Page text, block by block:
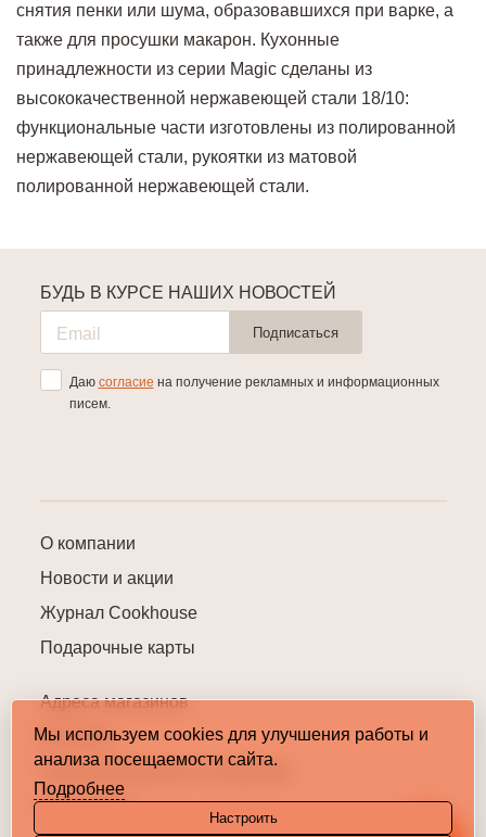
снятия пенки или шума, образовавшихся при варке, а
также для просушки макарон. Кухонные
принадлежности из серии Magic сделаны из
высококачественной нержавеющей стали 18/10:
функциональные части изготовлены из полированной
нержавеющей стали, рукоятки из матовой
полированной нержавеющей стали.
О компании
Новости и акции
Журнал Cookhouse
Подарочные карты
Адреса магазинов
Контакты
Пользовательское соглашение
Карта сайта
БУДЬ В КУРСЕ НАШИХ НОВОСТЕЙ
Подписаться
Даю согласие на получение рекламных и информационных
писем.
Мы используем cookies для улучшения работы и
анализа посещаемости сайта.
Подробнее
Настроить